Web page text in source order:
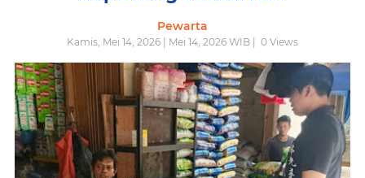
Pewarta
Kamis, Mei 14, 2026 | Mei 14, 2026 WIB | 0 Views